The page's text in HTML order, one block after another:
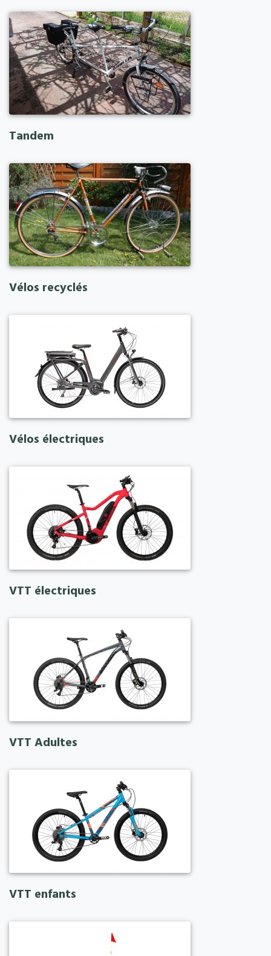
Tandem
Vélos recyclés
Vélos électriques
VTT électriques
VTT Adultes
VTT enfants